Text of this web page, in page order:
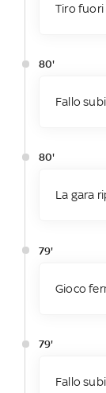
Tiro fuori
80'
Fallo
80'
La gara
79'
Gioco
79'
Fallo